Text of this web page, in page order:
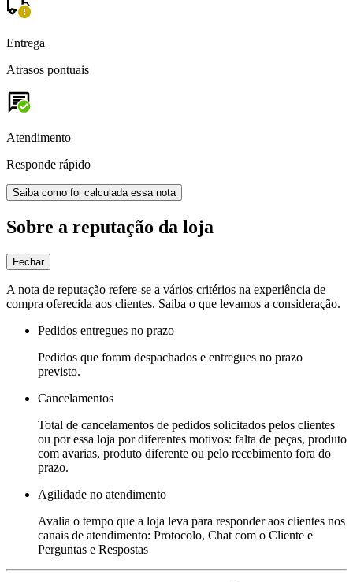
Entrega
Atrasos pontuais
Atendimento
Responde rápido
Saiba como foi calculada essa nota
Sobre a reputação da loja
Fechar
A nota de reputação refere-se a vários critérios na experiência de
compra oferecida aos clientes. Saiba o que levamos a consideração.
Pedidos entregues no prazo
Pedidos que foram despachados e entregues no prazo
previsto.
Cancelamentos
Total de cancelamentos de pedidos solicitados pelos clientes
ou por essa loja por diferentes motivos: falta de peças, produto
com avarias, produto diferente ou pelo recebimento fora do
prazo.
Agilidade no atendimento
Avalia o tempo que a loja leva para responder aos clientes nos
canais de atendimento: Protocolo, Chat com o Cliente e
Perguntas e Respostas